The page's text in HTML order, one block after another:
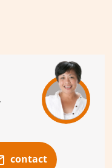
contact